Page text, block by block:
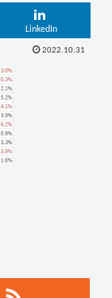
LinkedIn
2022.10.31